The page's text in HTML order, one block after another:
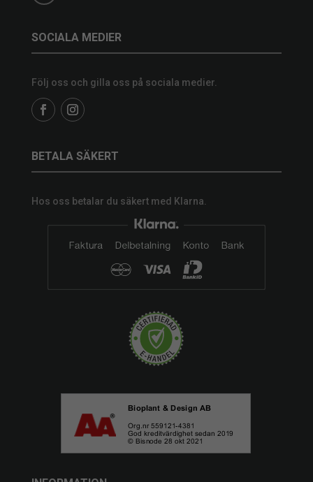
SOCIALA MEDIER
Följ oss och gilla oss på sociala medier.
BETALA SÄKERT
Hos oss betalar du säkert med Klarna.